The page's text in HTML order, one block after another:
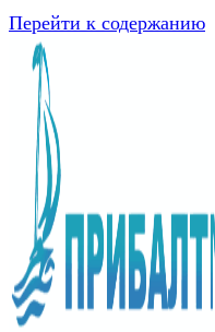
Перейти к содержанию